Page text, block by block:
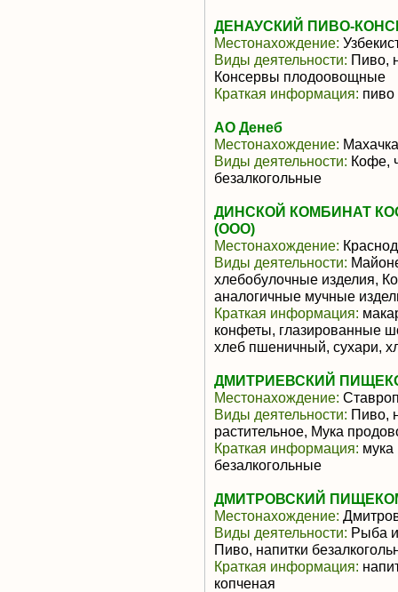
ДЕНАУСКИЙ ПИВО-
Местонахождение:
Виды деятельности: Пиво,
Консервы плодоовощные
Краткая информация: пиво
АО Денеб
Местонахождение:
Виды деятельности: Кофе,
безалкогольные
ДИНСКОЙ КОМБИНАТ
(ООО)
Местонахождение:
Виды деятельности:
хлебобулочные изделия,
аналогичные мучные
Краткая информация:
конфеты, глазированные
хлеб пшеничный, сухари,
ДМИТРИЕВСКИЙ
Местонахождение:
Виды деятельности: Пиво,
растительное, Мука
Краткая информация: мука
безалкогольные
ДМИТРОВСКИЙ
Местонахождение:
Виды деятельности: Рыба
Пиво, напитки
Краткая информация:
копченая